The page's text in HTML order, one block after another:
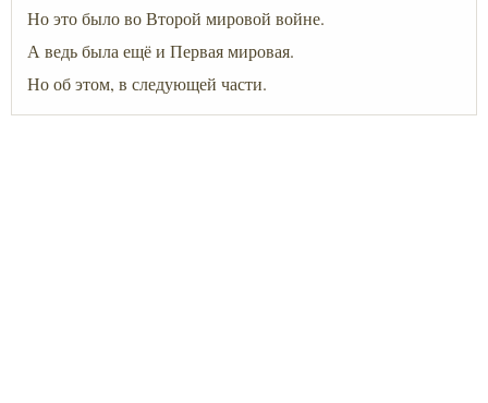
Но это было во Второй мировой войне.
А ведь была ещё и Первая мировая.
Но об этом, в следующей части.